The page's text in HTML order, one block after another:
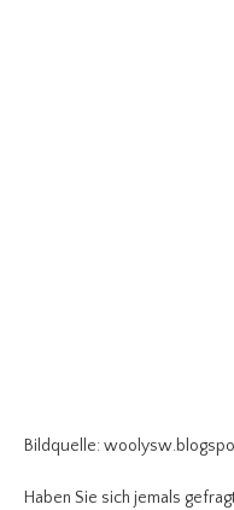
Bildquelle:
Haben Sie sich jemals